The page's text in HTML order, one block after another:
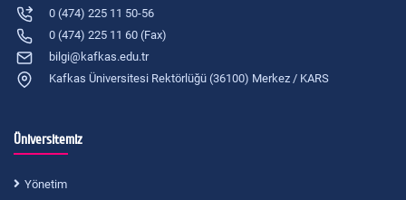
0 (474) 225 11 50-56
0 (474) 225 11 60 (Fax)
bilgi@kafkas.edu.tr
Kafkas Üniversitesi Rektörlüğü (36100) Merkez / KARS
Üniversitemiz
Yönetim